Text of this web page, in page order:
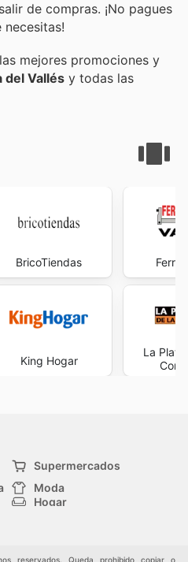
de compras. ¡No pagues
necesitas!
mejores promociones y
del Vallés y todas las
BricoTiendas
King Hogar
La
Supermercados
Moda
Hogar
reservados. Queda prohibido copiar o